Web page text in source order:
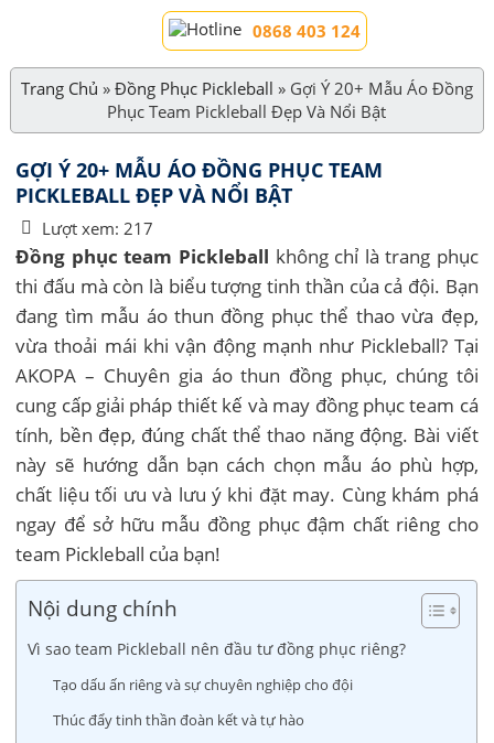
0868 403 124
Trang Chủ » Đồng Phục Pickleball » Gợi Ý 20+ Mẫu Áo Đồng
Phục Team Pickleball Đẹp Và Nổi Bật
GỢI Ý 20+ MẪU ÁO ĐỒNG PHỤC TEAM
PICKLEBALL ĐẸP VÀ NỔI BẬT
Lượt xem: 217
Đồng phục team Pickleball không chỉ là trang phục
thi đấu mà còn là biểu tượng tinh thần của cả đội. Bạn
đang tìm mẫu áo thun đồng phục thể thao vừa đẹp,
vừa thoải mái khi vận động mạnh như Pickleball? Tại
AKOPA – Chuyên gia áo thun đồng phục, chúng tôi
cung cấp giải pháp thiết kế và may đồng phục team cá
tính, bền đẹp, đúng chất thể thao năng động. Bài viết
này sẽ hướng dẫn bạn cách chọn mẫu áo phù hợp,
chất liệu tối ưu và lưu ý khi đặt may. Cùng khám phá
ngay để sở hữu mẫu đồng phục đậm chất riêng cho
team Pickleball của bạn!
Nội dung chính
Vì sao team Pickleball nên đầu tư đồng phục riêng?
Tạo dấu ấn riêng và sự chuyên nghiệp cho đội
Thúc đẩy tinh thần đoàn kết và tự hào